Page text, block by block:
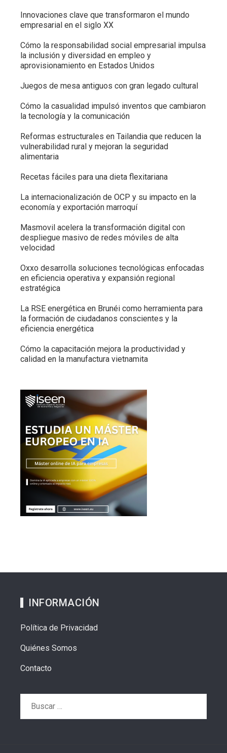
Innovaciones clave que transformaron el mundo
empresarial en el siglo XX
Cómo la responsabilidad social empresarial impulsa
la inclusión y diversidad en empleo y
aprovisionamiento en Estados Unidos
Juegos de mesa antiguos con gran legado cultural
Cómo la casualidad impulsó inventos que cambiaron
la tecnología y la comunicación
Reformas estructurales en Tailandia que reducen la
vulnerabilidad rural y mejoran la seguridad
alimentaria
Recetas fáciles para una dieta flexitariana
La internacionalización de OCP y su impacto en la
economía y exportación marroquí
Masmovil acelera la transformación digital con
despliegue masivo de redes móviles de alta
velocidad
Oxxo desarrolla soluciones tecnológicas enfocadas
en eficiencia operativa y expansión regional
estratégica
La RSE energética en Brunéi como herramienta para
la formación de ciudadanos conscientes y la
eficiencia energética
Cómo la capacitación mejora la productividad y
calidad en la manufactura vietnamita
INFORMACIÓN
Política de Privacidad
Quiénes Somos
Contacto